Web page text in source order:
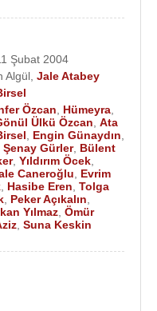
yarışacakları -
Akın ve
görev yapacaklar.
Max Ödülleri=En İyi
- eser:Melih Cevdet
Şubat 2004
Algül Jale Atabey
Özcan Hümeyra
Ülkü Özcan Ata
Engin Günaydın
Şenay Gürler, Bülent
, Yıldırım Öcek
Caneroğlu
Evrim
Hasibe Eren Tolga
Peker Açıkalın
Yılmaz Ömür
Suna Keskin